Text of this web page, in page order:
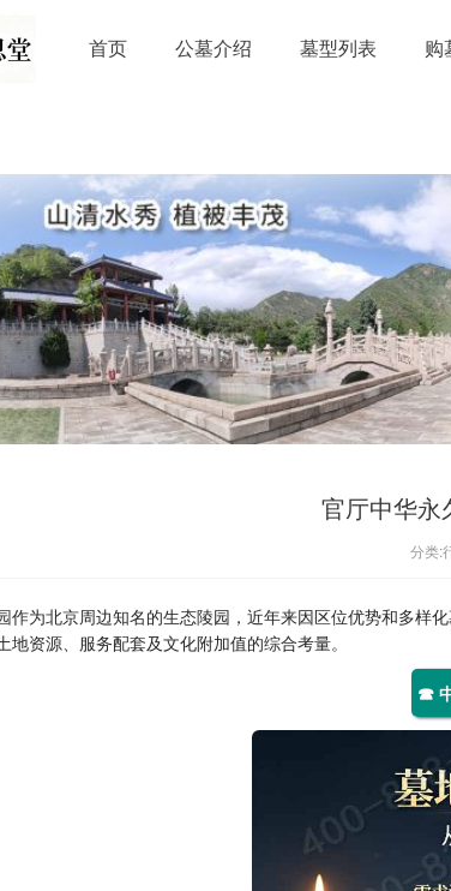
首页 公墓介绍 墓型列表 购
官厅中华永
分类:
作为北京周边知名的生态陵园，近年来因区位优势和多样
地资源、服务配套及文化附加值的综合考量。
☎